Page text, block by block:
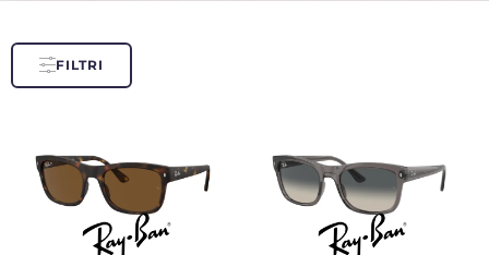
FILTRI